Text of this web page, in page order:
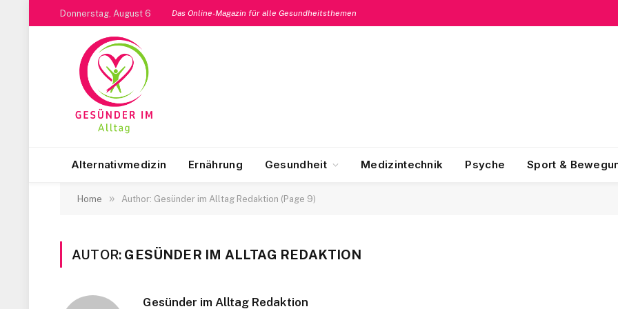
Donnerstag, August 6 Das Online-Magazin für alle Gesundheitsthemen
Alternativmedizin Ernährung Gesundheit Medizintechnik Psyche Sport &
Home » Author: Gesünder im Alltag Redaktion (Page 9)
AUTOR: GESÜNDER IM ALLTAG REDAKTION
Gesünder im Alltag Redaktion